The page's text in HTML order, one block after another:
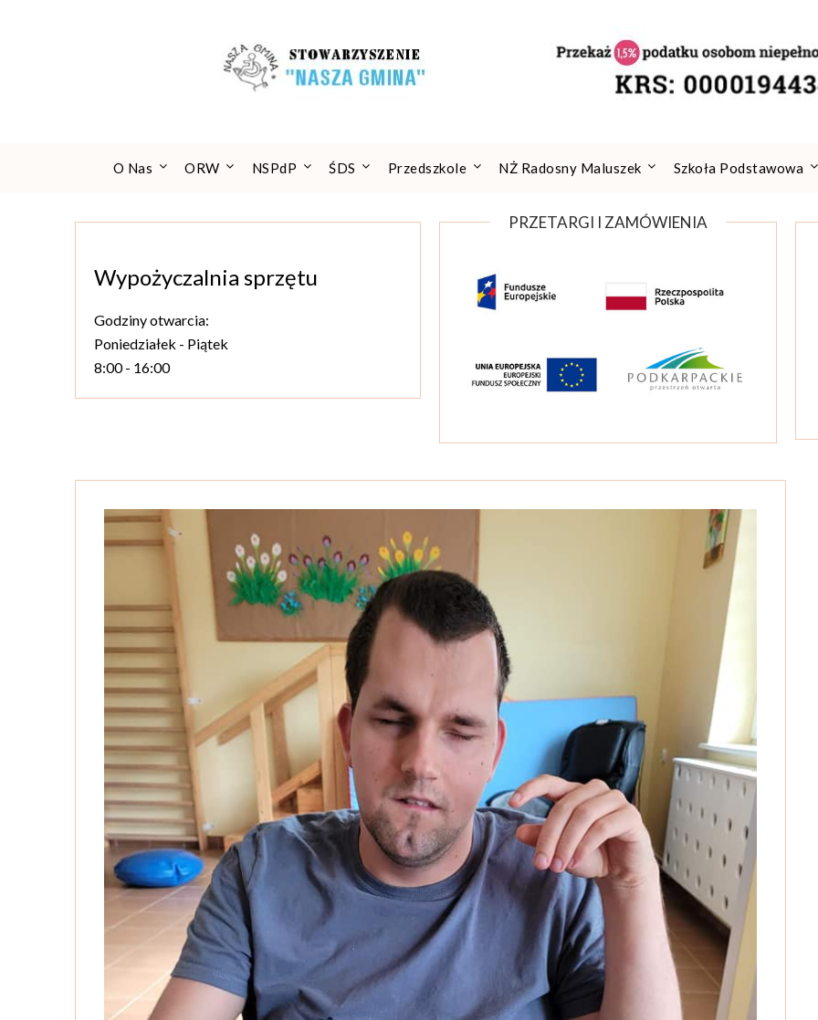
O Nas ORW NSPdP ŚDS Przedszkole NŻ Radosny Maluszek Szkoła Podstawowa
Wypożyczalnia sprzętu
Godziny otwarcia:
Poniedziałek - Piątek
8:00 - 16:00
PRZETARGI I ZAMÓWIENIA